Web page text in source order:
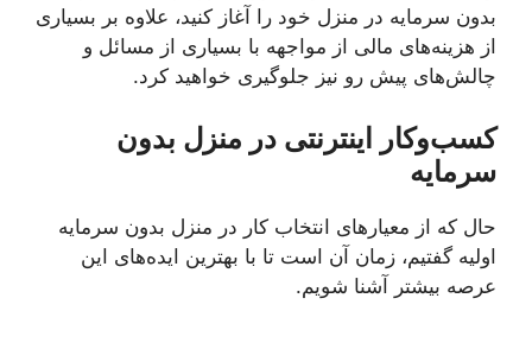
بدون سرمایه در منزل خود را آغاز کنید، علاوه ‌بر بسیاری
از هزینه‌های مالی از مواجهه با بسیاری از مسائل و
چالش‌های پیش رو نیز جلوگیری خواهید کرد.
کسب‌وکار اینترنتی در منزل بدون
سرمایه
حال که از معیارهای انتخاب کار در منزل بدون سرمایه
اولیه گفتیم، زمان آن است تا با بهترین ایده‌های این
عرصه بیشتر آشنا شویم.